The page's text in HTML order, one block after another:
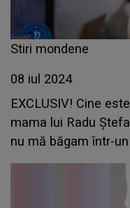
Stiri mondene
08 iul 2024
EXCLUSIV! Cine
mama lui Radu
nu mă băgam într-